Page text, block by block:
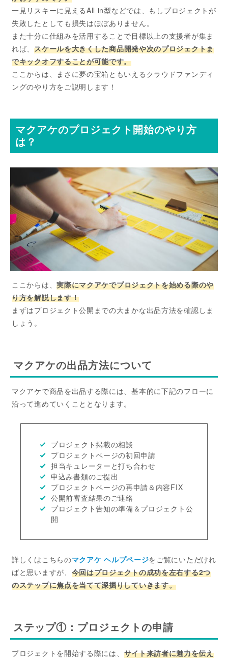
一見リスキーに見えるAll in型などでは、もしプロジェクトが
失敗したとしても損失はほぼありません。
また十分に仕組みを活用することで目標以上の支援者が集ま
れば、スケールを大きくした商品開発や次のプロジェクトま
でキックオフすることが可能です。
ここからは、まさに夢の宝箱ともいえるクラウドファンディ
ングのやり方をご説明します！
マクアケのプロジェクト開始のやり方
は？
ここからは、実際にマクアケでプロジェクトを始める際のや
り方を解説します！
まずはプロジェクト公開までの大まかな出品方法を確認しま
しょう。
マクアケの出品方法について
マクアケで商品を出品する際には、基本的に下記のフローに
沿って進めていくこととなります。
プロジェクト掲載の相談
プロジェクトページの初回申請
担当キュレーターと打ち合わせ
申込み書類のご提出
プロジェクトページの再申請＆内容FIX
公開前審査結果のご連絡
プロジェクト告知の準備＆プロジェクト公
開
詳しくはこちらのマクアケ ヘルプページをご覧にいただけれ
ばと思いますが、 今回はプロジェクトの成功を左右する2つ
のステップに焦点を当てて深掘りしていきます。
ステップ①：プロジェクトの申請
プロジェクトを開始する際には、 サイト来訪者に魅力を伝え